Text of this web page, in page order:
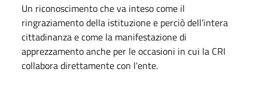
Un riconoscimento che va inteso come il
ringraziamento della istituzione e perciò dell’intera
cittadinanza e come la manifestazione di
apprezzamento anche per le occasioni in cui la CRI
collabora direttamente con l’ente.